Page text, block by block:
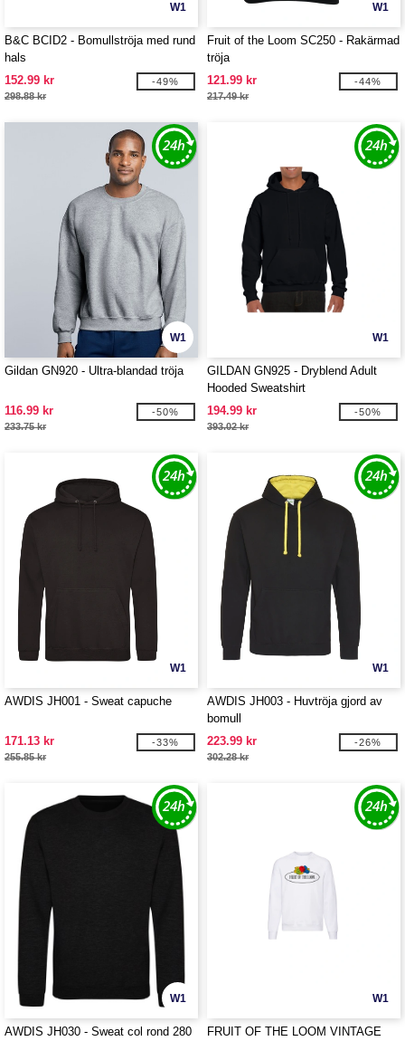
W1
B&C BCID2 - Bomullströja med rund
hals
152.99 kr
298.88 kr
-49%
W1
Fruit of the Loom SC250 - Rakärmad
tröja
121.99 kr
217.49 kr
-44%
W1
Gildan GN920 - Ultra-blandad tröja
116.99 kr
233.75 kr
-50%
W1
GILDAN GN925 - Dryblend Adult
Hooded Sweatshirt
194.99 kr
393.02 kr
-50%
W1
AWDIS JH001 - Sweat capuche
171.13 kr
255.85 kr
-33%
W1
AWDIS JH003 - Huvtröja gjord av
bomull
223.99 kr
302.28 kr
-26%
W1
AWDIS JH030 - Sweat col rond 280
W1
FRUIT OF THE LOOM VINTAGE